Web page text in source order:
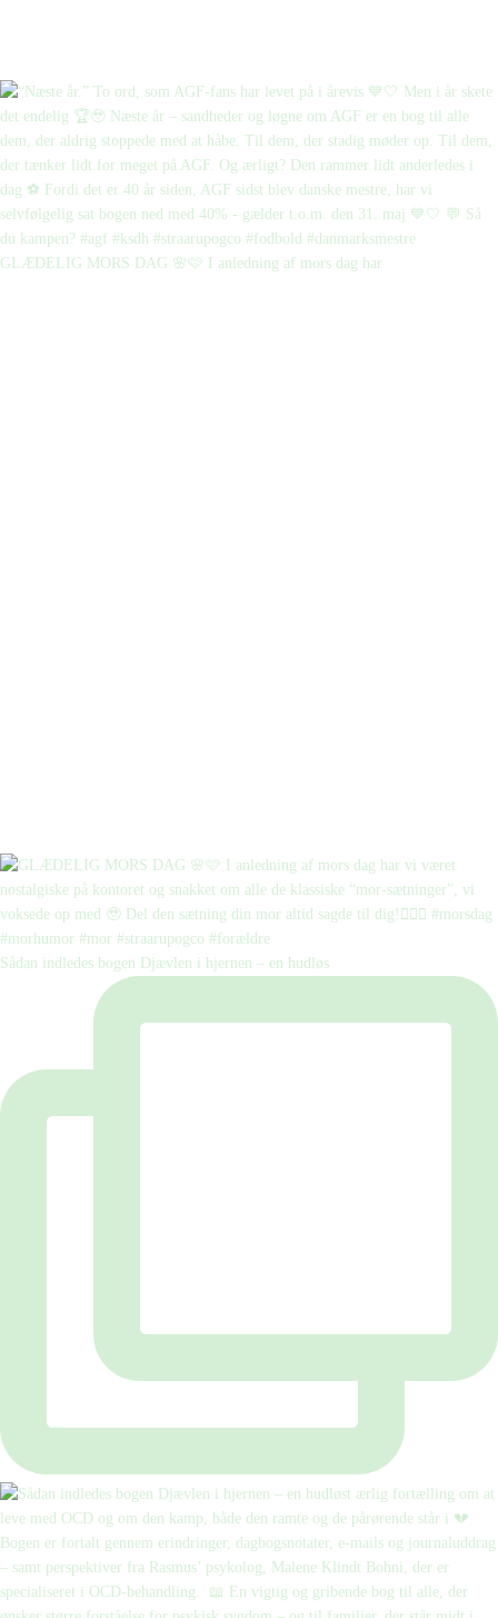
GLÆDELIG MORS DAG 🌸🩷 I anledning af mors dag har
Sådan indledes bogen Djævlen i hjernen – en hudløs